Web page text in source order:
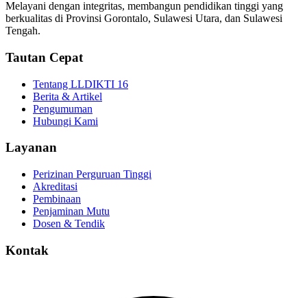
Melayani dengan integritas, membangun pendidikan tinggi yang
berkualitas di Provinsi Gorontalo, Sulawesi Utara, dan Sulawesi
Tengah.
Tautan Cepat
Tentang LLDIKTI 16
Berita & Artikel
Pengumuman
Hubungi Kami
Layanan
Perizinan Perguruan Tinggi
Akreditasi
Pembinaan
Penjaminan Mutu
Dosen & Tendik
Kontak